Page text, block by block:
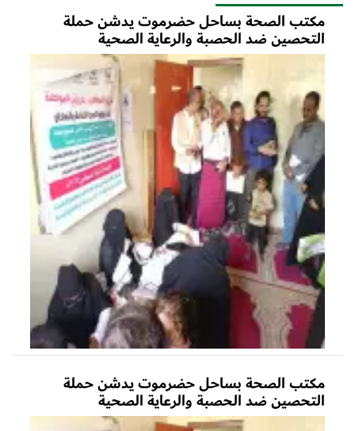
مكتب الصحة بساحل حضرموت يدشن حملة
التحصين ضد الحصبة والرعاية الصحية
مكتب الصحة بساحل حضرموت يدشن حملة
التحصين ضد الحصبة والرعاية الصحية